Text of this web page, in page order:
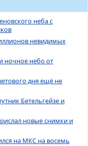
неба с
невидимых
ночное небо от
дня ещё не
Бетельгейзе и
новые снимки и
на МКС на восемь